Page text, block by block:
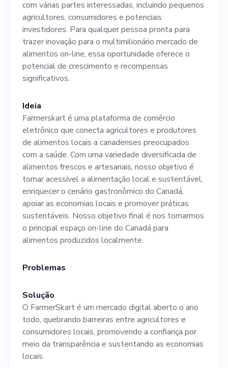
experiência em estabelecer e
gerenciar uma equipe
robusta e a capacidade de
trabalhar em estreita
colaboração com várias
partes interessadas,
incluindo pequenos
agricultores, consumidores e
potenciais investidores. Para
qualquer pessoa pronta para
trazer inovação para o
multimilionário mercado de
alimentos on-line, essa
oportunidade oferece o
potencial de crescimento e
com várias partes interessadas, incluindo pequenos
agricultores, consumidores e potenciais
investidores. Para qualquer pessoa pronta para
trazer inovação para o multimilionário mercado de
alimentos on-line, essa oportunidade oferece o
potencial de crescimento e recompensas
significativos.
Ideia
Farmerskart é uma plataforma de comércio
eletrônico que conecta agricultores e produtores
de alimentos locais a canadenses preocupados
com a saúde. Com uma variedade diversificada de
alimentos frescos e artesanais, nosso objetivo é
tornar acessível a alimentação local e sustentável,
enriquecer o cenário gastronômico do Canadá,
apoiar as economias locais e promover práticas
sustentáveis. Nosso objetivo final é nos tornarmos
o principal espaço on-line do Canadá para
alimentos produzidos localmente.
Problemas
Solução
O FarmerSkart é um mercado digital aberto o ano
todo, quebrando barreiras entre agricultores e
consumidores locais, promovendo a confiança por
meio da transparência e sustentando as economias
locais.